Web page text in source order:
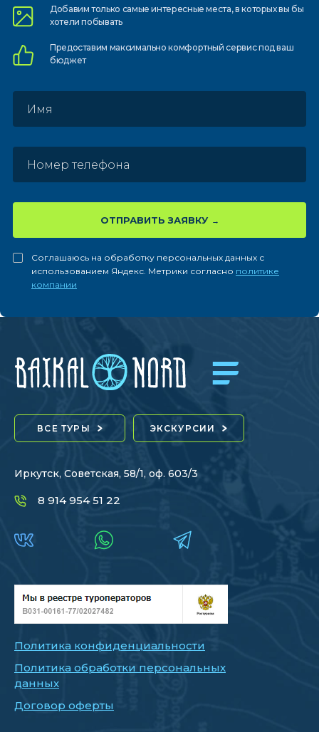
Добавим только самыеинтересные места, в которыхвы бы
хотели побывать
Предоставим максимально комфортныйсервис под ваш
бюджет
ОТПРАВИТЬ ЗАЯВКУ
Соглашаюсь на обработку персональных данных с
использованием Яндекс. Метрики согласно политике
компании
ВСЕ ТУРЫ ЭКСКУРСИИ
Иркутск, Советская, 58/1, оф. 603/3
8 914 954 51 22
Политика конфиденциальности
Политика обработки персональных
данных
Договор оферты